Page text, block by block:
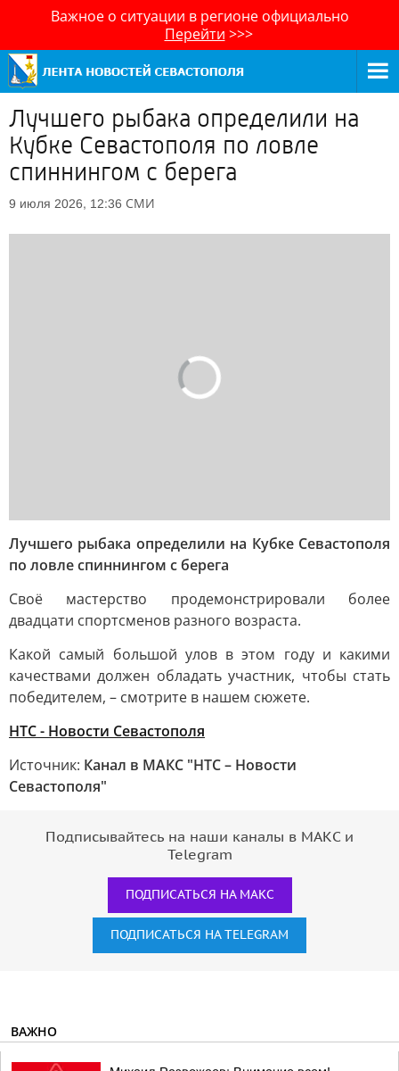
Важное о ситуации в регионе официально
Перейти >>>
Лучшего рыбака определили на
Кубке Севастополя по ловле
спиннингом с берега
9 июля 2026, 12:36 СМИ
Лучшего рыбака определили на Кубке Севастополя
по ловле спиннингом с берега
Своё мастерство продемонстрировали более
двадцати спортсменов разного возраста.
Какой самый большой улов в этом году и какими
качествами должен обладать участник, чтобы стать
победителем, – смотрите в нашем сюжете.
НТС - Новости Севастополя
Источник: Канал в МАКС "НТС – Новости
Севастополя"
Подписывайтесь на наши каналы в МАКС и
Telegram
ПОДПИСАТЬСЯ НА МАКС
ПОДПИСАТЬСЯ НА TELEGRAM
ВАЖНО